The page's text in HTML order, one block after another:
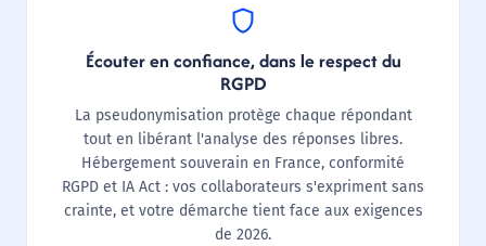
shield
Écouter en confiance, dans le respect du
RGPD
La pseudonymisation protège chaque répondant
tout en libérant l'analyse des réponses libres.
Hébergement souverain en France, conformité
RGPD et IA Act : vos collaborateurs s'expriment sans
crainte, et votre démarche tient face aux exigences
de 2026.